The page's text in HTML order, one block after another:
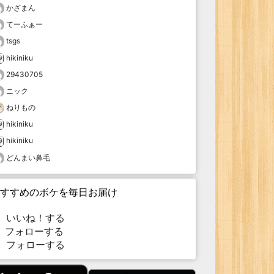
かざまん
てーふぁー
tsgs
hikiniku
29430705
ニック
ねりもの
hikiniku
hikiniku
どんまい鼻毛
すめのボケを毎日お届け
いいね！する
ォローする
フォローする